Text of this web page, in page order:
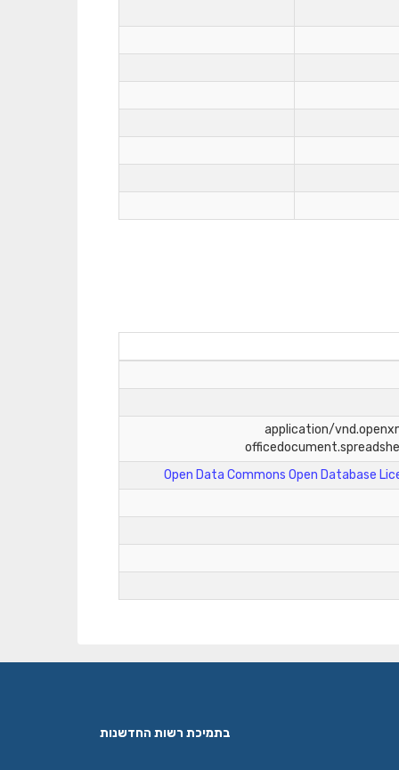
application/
Open Data Commons Open Database
בתמיכת רשות החדשנות